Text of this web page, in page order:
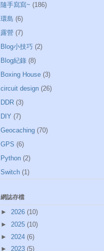
隨手寫寫~ (186)
環島 (6)
露營 (7)
Blog小技巧 (2)
Blog紀錄 (8)
Boxing House (3)
circuit design (26)
DDR (3)
DIY (7)
Geocaching (70)
GPS (6)
Python (2)
Switch (1)
網誌存檔
► 2026 (10)
► 2025 (10)
► 2024 (6)
► 2023 (5)